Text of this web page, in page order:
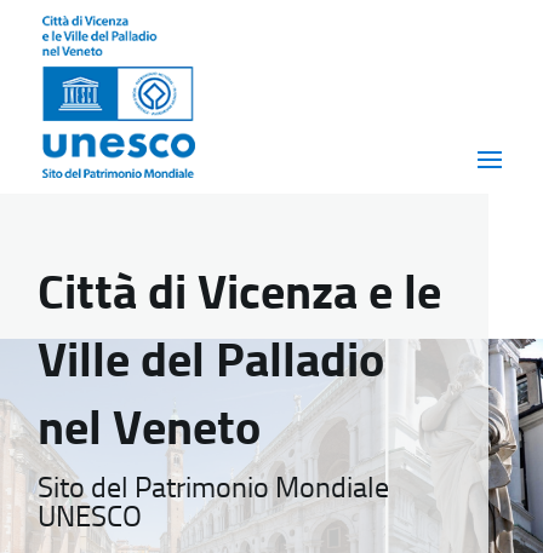
Città di Vicenza e le
Ville del Palladio
nel Veneto
Sito del Patrimonio Mondiale
UNESCO